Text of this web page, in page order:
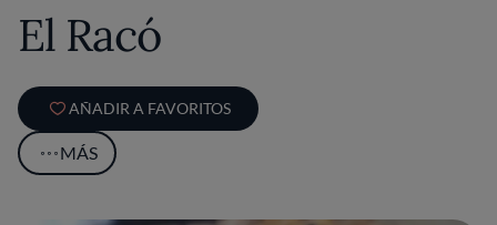
El Racó
AÑADIR A FAVORITOS
MÁS